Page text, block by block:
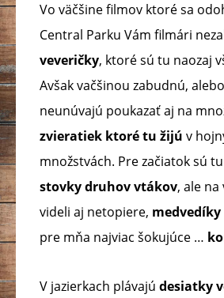
Vo väčšine filmov ktoré sa
Central Parku Vám filmári
veveričky, ktoré sú tu naozaj
Avšak vačšinou zabudnú,
neunúvajú poukazať aj na
zvieratiek ktoré tu žijú v
množstvách. Pre začiatok sú
stovky druhov vtákov, ale
videli aj netopiere,
pre mňa najviac šokujúce …
V jazierkach plávajú desiatky